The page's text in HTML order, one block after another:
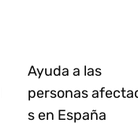
Ayuda a las
personas
s en España